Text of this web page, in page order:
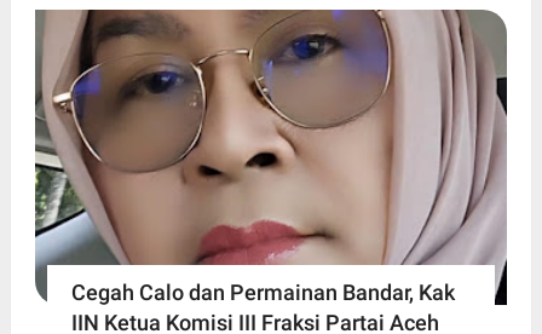
Cegah Calo dan Permainan Bandar, Kak
IIN Ketua Komisi III Fraksi Partai Aceh